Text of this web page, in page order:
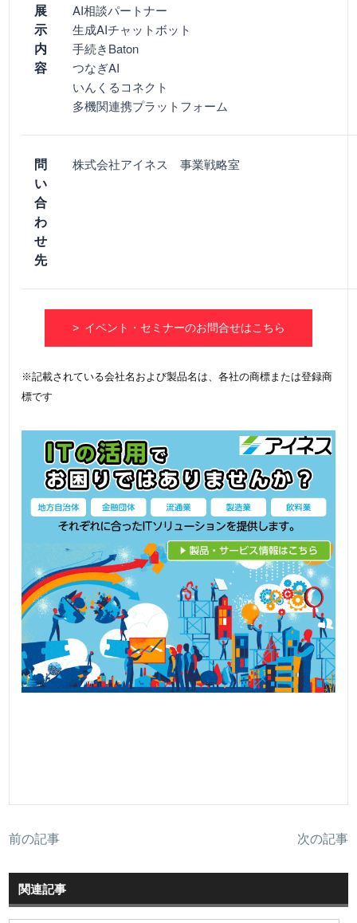
展
示
内
容
AI相談パートナー
生成AIチャットボット
手続きBaton
つなぎAI
いんくるコネクト
多機関連携プラットフォーム
問
い
合
わ
せ
先
株式会社アイネス 事業戦略室
> イベント・セミナーのお問合せはこちら
※記載されている会社名および製品名は、各社の商標または登録商
標です
前の記事 次の記事
関連記事